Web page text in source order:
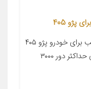
معرفی محصول جزئیات محصول مناسب برای خودرو پژو ۴۰۵